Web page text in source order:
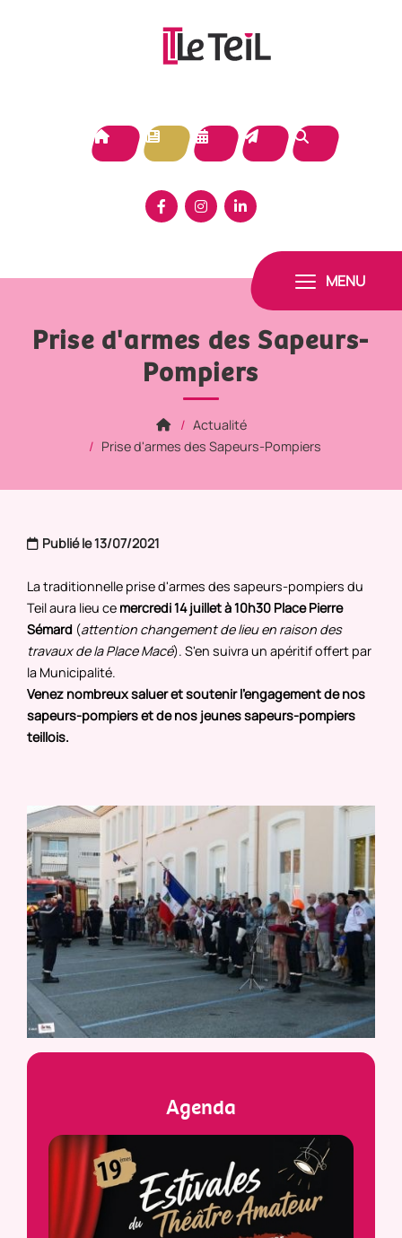
MENU
Prise d'armes des Sapeurs-
Pompiers
Actualité
Prise d'armes des Sapeurs-Pompiers
Publié le 13/07/2021
La traditionnelle prise d'armes des sapeurs-pompiers du
Teil aura lieu ce mercredi 14 juillet à 10h30 Place Pierre
Sémard (attention changement de lieu en raison des
travaux de la Place Macé). S'en suivra un apéritif offert par
la Municipalité.
Venez nombreux saluer et soutenir l'engagement de nos
sapeurs-pompiers et de nos jeunes sapeurs-pompiers
teillois.
Agenda